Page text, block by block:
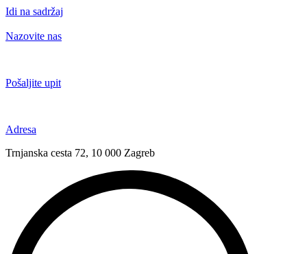
Idi na sadržaj
Nazovite nas
Pošaljite upit
Adresa
Trnjanska cesta 72, 10 000 Zagreb